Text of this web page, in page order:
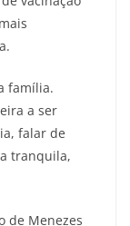
família.
a ser
falar de
tranquila,
de Menezes